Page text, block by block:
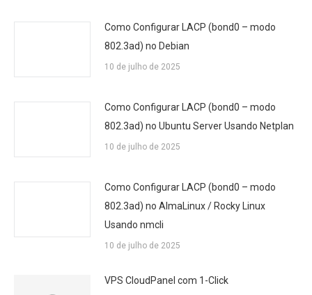
Como Configurar LACP (bond0 – modo
802.3ad) no Debian
10 de julho de 2025
Como Configurar LACP (bond0 – modo
802.3ad) no Ubuntu Server Usando Netplan
10 de julho de 2025
Como Configurar LACP (bond0 – modo
802.3ad) no AlmaLinux / Rocky Linux
Usando nmcli
10 de julho de 2025
VPS CloudPanel com 1-Click